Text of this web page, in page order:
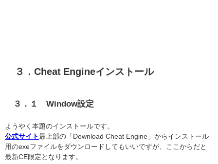
３．Cheat Engineインストール
３．１ Window設定
ようやく本題のインストールです。
公式サイト最上部の「Download Cheat Engine」からインストール
用のexeファイルをダウンロードしてもいいですが、ここからだと
最新CE限定となります。